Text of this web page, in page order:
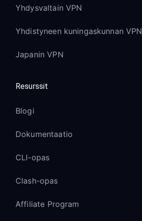
Yhdysvaltain VPN
Yhdistyneen kuningaskunnan VPN
Japanin VPN
Resurssit
Blogi
Dokumentaatio
CLI-opas
Clash-opas
Affiliate Program